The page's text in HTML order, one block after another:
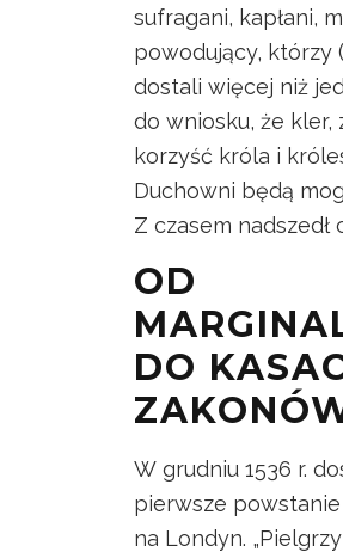
sufragani, kapłani,
powodujący, którzy
dostali więcej niż
do wniosku, że kler,
korzyść króla i
Duchowni będą
Z czasem nadszedł
OD
DO
W grudniu 1536 r.
pierwsze powstanie
na Londyn.